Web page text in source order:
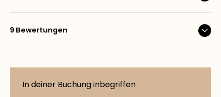
9 Bewertungen
In deiner Buchung inbegriffen